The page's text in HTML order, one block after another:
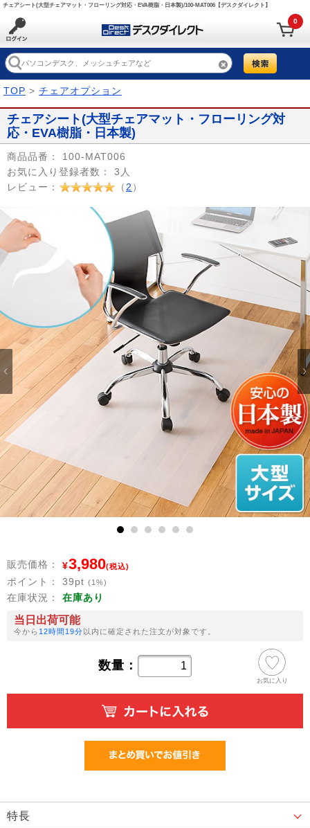
チェアシート(大型チェアマット・フローリング対応・EVA樹脂・日本製)/100-MAT006【デスクダイレクト】
0
TOP > チェアオプション
チェアシート(大型チェアマット・フローリング対
応・EVA樹脂・日本製)
商品品番：
100-MAT006
お気に入り登録者数：
3人
レビュー：
（ 2 ）
販売価格： ¥3,980(税込)
ポイント： 39pt (1%)
在庫状況： 在庫あり
当日出荷可能
今から 12時間19分以内に確定された注文が対象です。
数量：
お気に入り
特長